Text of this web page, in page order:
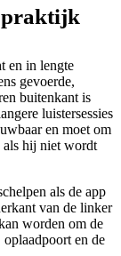
praktijk
en in lengte
gevoerde,
buitenkant is
luistersessies
en moet om
als hij niet wordt
als de app
van de linker
worden om de
en de